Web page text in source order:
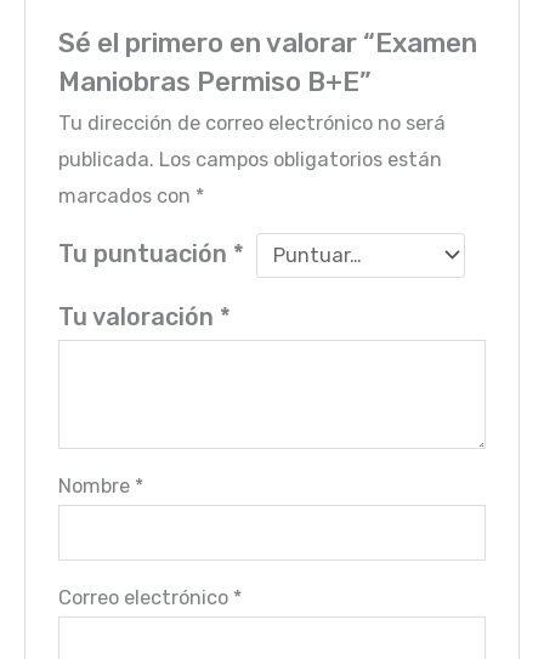
Sé el primero en valorar “Examen
Maniobras Permiso B+E”
Tu dirección de correo electrónico no será
publicada. Los campos obligatorios están
marcados con *
Tu puntuación *
Tu valoración *
Nombre *
Correo electrónico *